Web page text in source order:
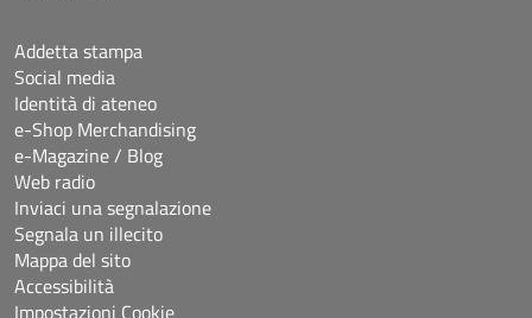
Addetta stampa
Social media
Identità di ateneo
e-Shop Merchandising
e-Magazine / Blog
Web radio
Inviaci una segnalazione
Segnala un illecito
Mappa del sito
Accessibilità